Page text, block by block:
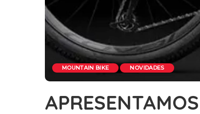
MOUNTAIN BIKE NOVIDADES